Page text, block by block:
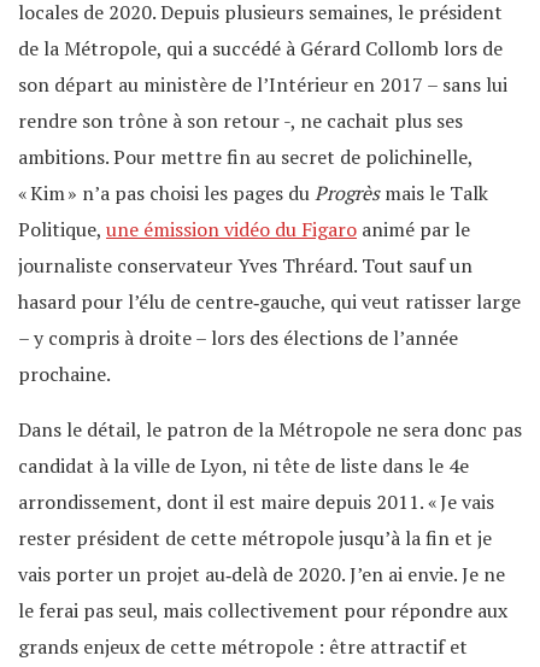
locales de 2020. Depuis plusieurs semaines, le président
de la Métropole, qui a succédé à Gérard Collomb lors de
son départ au ministère de l’Intérieur en 2017 – sans lui
rendre son trône à son retour -, ne cachait plus ses
ambitions. Pour mettre fin au secret de polichinelle,
« Kim » n’a pas choisi les pages duProgrèsmais le Talk
Politique, une émission vidéo du Figaro animé par le
journaliste conservateur Yves Thréard. Tout sauf un
hasard pour l’élu de centre‐gauche, qui veut ratisser large
– y compris à droite – lors des élections de l’année
prochaine.
Dans le détail, le patron de la Métropole ne sera donc pas
candidat à la ville de Lyon, ni tête de liste dans le 4e
arrondissement, dont il est maire depuis 2011. « Je vais
rester président de cette métropole jusqu’à la fin et je
vais porter un projet au‐delà de 2020. J’en ai envie. Je ne
le ferai pas seul, mais collectivement pour répondre aux
grands enjeux de cette métropole : être attractif et